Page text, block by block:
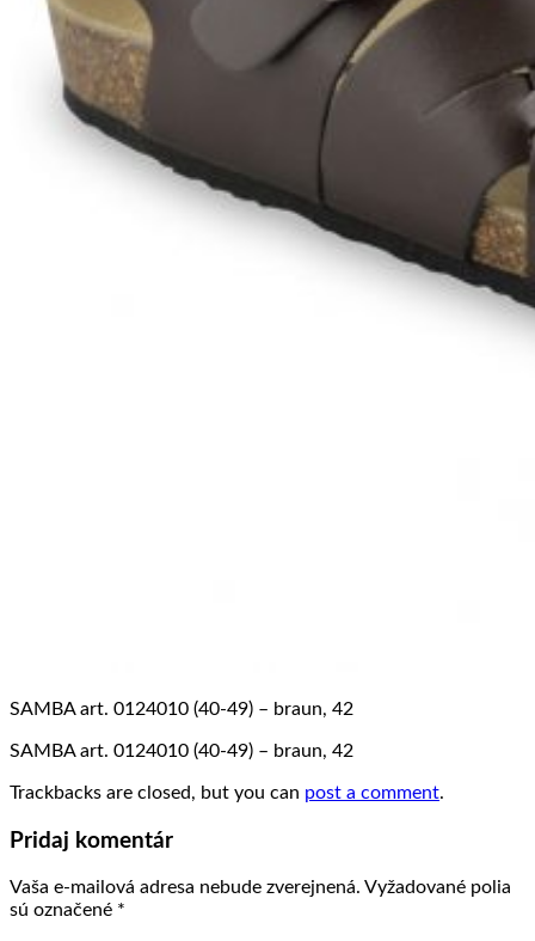
SAMBA art. 0124010 (40-49) – braun, 42
SAMBA art. 0124010 (40-49) – braun, 42
Trackbacks are closed, but you can post a comment.
Pridaj komentár
Vaša e-mailová adresa nebude zverejnená. Vyžadované polia
sú označené *